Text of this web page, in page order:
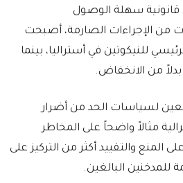
قانونية سهلة الوصول
من الإجراءات الصارمة، أصبحت
للنيكوتين في أستراليا، بينما
من الانخفاض.
لسياسات الحد من أضرار
مثالاً واضحاً على المخاطر
المنع والتقييد أكثر من التركيز على
للمدخنين البالغين.